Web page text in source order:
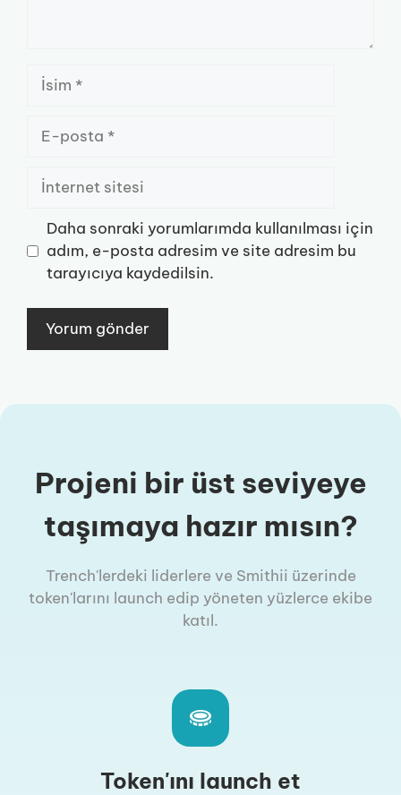
İsim
posta
İnternet
sitesi
Daha sonraki yorumlarımda kullanılması için
adım, e-posta adresim ve site adresim bu
tarayıcıya kaydedilsin.
Projeni bir üst seviyeye
taşımaya hazır mısın?
Trench'lerdeki liderlere ve Smithii üzerinde
token'larını launch edip yöneten yüzlerce ekibe
katıl.
Token'ını launch et